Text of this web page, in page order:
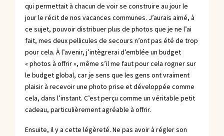
qui permettait à chacun de voir se construire au jour le
jour le récit de nos vacances communes. J’aurais aimé, à
ce sujet, pouvoir distribuer plus de photos que je ne l’ai
fait, mes deux pellicules de secours n’ont pas été de trop
pour cela. À l’avenir, j’intègrerai d’emblée un budget
« photos à offrir », même s’il me faut pour cela rogner sur
le budget global, car je sens que les gens ont vraiment
plaisir à recevoir une photo prise et développée comme
cela, dans l’instant. C’est perçu comme un véritable petit
cadeau, particulièrement agréable à offrir.
Ensuite, il y a cette légèreté. Ne pas avoir à régler son